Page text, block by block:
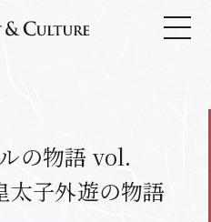
の物語 vol.
子外遊の物語